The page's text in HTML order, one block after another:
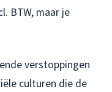
BTW, maar je
verstoppingen
culturen die de